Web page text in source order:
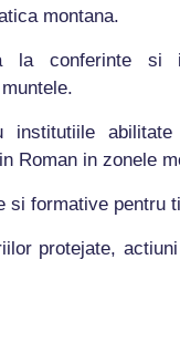
montana.
la conferinte si
institutiile
Roman in zonele
si formative pentru
protejate,